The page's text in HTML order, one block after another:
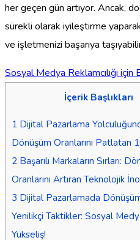
her geçen gün artıyor. Ancak,
sürekli olarak iyileştirme
ve işletmenizi başarıya
Sosyal Medya Reklamcılığı için
İçerik Başlıkları
1 Dijital Pazarlama
Dönüşüm Oranlarını Patlatan
2 Başarılı Markaların Sırları:
Oranlarını Artıran Teknolojik
3 Dijital Pazarlamada
Yenilikçi Taktikler: Sosyal
Yükseliş!